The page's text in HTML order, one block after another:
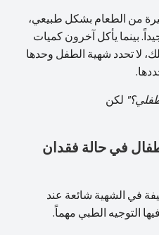
من الطعام بشكل طبيعي،
بينما يأكل آخرون كميات
لا تحدد شهية الطفل وحدها
لكن
في حالة فقدان
في الشهية شائعة عند
التوجيه الطبي مهماً.